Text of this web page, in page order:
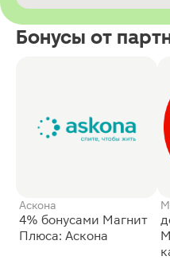
Бонусы от
Аскона
4% бонусами Магнит
Плюса: Аскона